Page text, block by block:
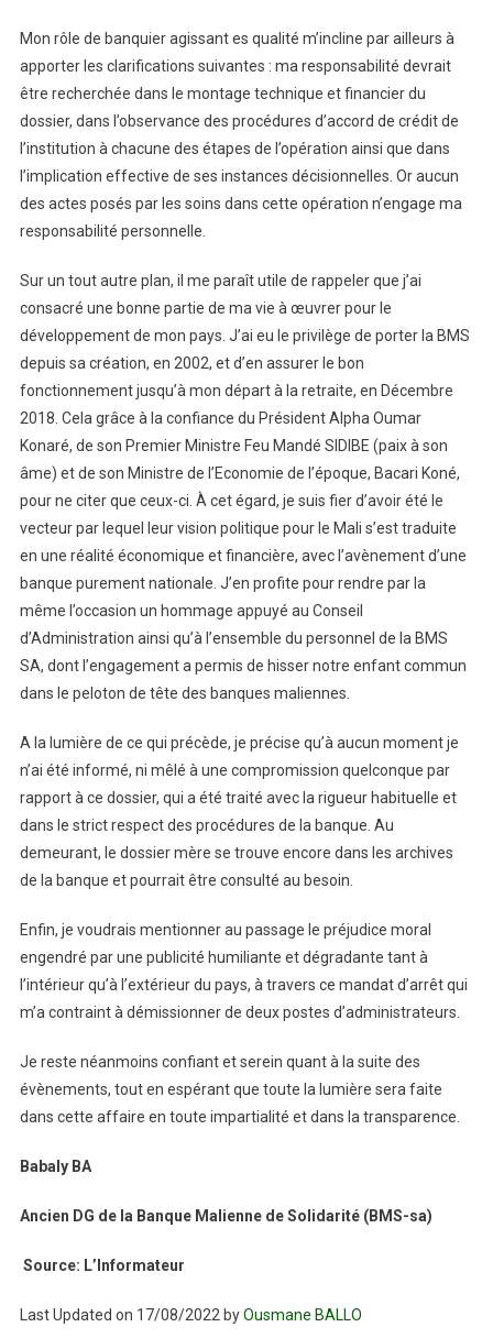
Mon rôle de banquier agissant es qualité m’incline par ailleurs à
apporter les clarifications suivantes : ma responsabilité devrait
être recherchée dans le montage technique et financier du
dossier, dans l’observance des procédures d’accord de crédit de
l’institution à chacune des étapes de l’opération ainsi que dans
l’implication effective de ses instances décisionnelles. Or aucun
des actes posés par les soins dans cette opération n’engage ma
responsabilité personnelle.
Sur un tout autre plan, il me paraît utile de rappeler que j’ai
consacré une bonne partie de ma vie à œuvrer pour le
développement de mon pays. J’ai eu le privilège de porter la BMS
depuis sa création, en 2002, et d’en assurer le bon
fonctionnement jusqu’à mon départ à la retraite, en Décembre
2018. Cela grâce à la confiance du Président Alpha Oumar
Konaré, de son Premier Ministre Feu Mandé SIDIBE (paix à son
âme) et de son Ministre de l’Economie de l’époque, Bacari Koné,
pour ne citer que ceux-ci. À cet égard, je suis fier d’avoir été le
vecteur par lequel leur vision politique pour le Mali s’est traduite
en une réalité économique et financière, avec l’avènement d’une
banque purement nationale. J’en profite pour rendre par la
même l’occasion un hommage appuyé au Conseil
d’Administration ainsi qu’à l’ensemble du personnel de la BMS
SA, dont l’engagement a permis de hisser notre enfant commun
dans le peloton de tête des banques maliennes.
A la lumière de ce qui précède, je précise qu’à aucun moment je
n’ai été informé, ni mêlé à une compromission quelconque par
rapport à ce dossier, qui a été traité avec la rigueur habituelle et
dans le strict respect des procédures de la banque. Au
demeurant, le dossier mère se trouve encore dans les archives
de la banque et pourrait être consulté au besoin.
Enfin, je voudrais mentionner au passage le préjudice moral
engendré par une publicité humiliante et dégradante tant à
l’intérieur qu’à l’extérieur du pays, à travers ce mandat d’arrêt qui
m’a contraint à démissionner de deux postes d’administrateurs.
Je reste néanmoins confiant et serein quant à la suite des
évènements, tout en espérant que toute la lumière sera faite
dans cette affaire en toute impartialité et dans la transparence.
Babaly BA
Ancien DG de la Banque Malienne de Solidarité (BMS-sa)
Source: L’Informateur
Last Updated on 17/08/2022 byOusmane BALLO